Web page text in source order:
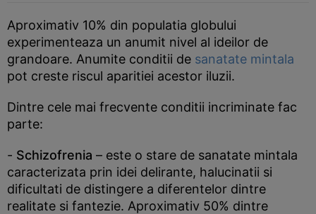
Aproximativ 10% din populatia globului
experimenteaza un anumit nivel al ideilor de
grandoare. Anumite conditii de sanatate mintala
pot creste riscul aparitiei acestor iluzii.
Dintre cele mai frecvente conditii incriminate fac
parte:
- Schizofrenia – este o stare de sanatate mintala
caracterizata prin idei delirante, halucinatii si
dificultati de distingere a diferentelor dintre
realitate si fantezie. Aproximativ 50% dintre